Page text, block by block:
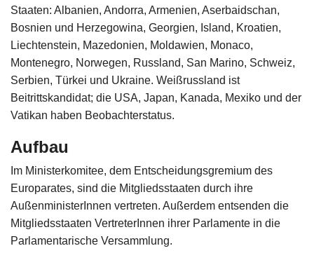
Staaten: Albanien, Andorra, Armenien, Aserbaidschan,
Bosnien und Herzegowina, Georgien, Island, Kroatien,
Liechtenstein, Mazedonien, Moldawien, Monaco,
Montenegro, Norwegen, Russland, San Marino, Schweiz,
Serbien, Türkei und Ukraine. Weißrussland ist
Beitrittskandidat; die USA, Japan, Kanada, Mexiko und der
Vatikan haben Beobachterstatus.
Aufbau
Im Ministerkomitee, dem Entscheidungsgremium des
Europarates, sind die Mitgliedsstaaten durch ihre
AußenministerInnen vertreten. Außerdem entsenden die
Mitgliedsstaaten VertreterInnen ihrer Parlamente in die
Parlamentarische Versammlung.